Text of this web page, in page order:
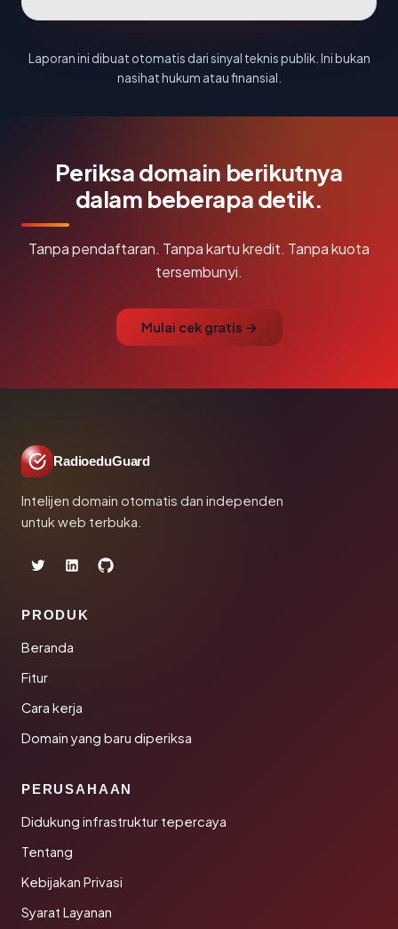
Laporan ini dibuat otomatis dari sinyal teknis publik. Ini bukan
nasihat hukum atau finansial.
Periksa domain berikutnya
dalam beberapa detik.
Tanpa pendaftaran. Tanpa kartu kredit. Tanpa kuota
tersembunyi.
Mulai cek gratis →
RadioeduGuard
Intelijen domain otomatis dan independen
untuk web terbuka.
PRODUK
Beranda
Fitur
Cara kerja
Domain yang baru diperiksa
PERUSAHAAN
Didukung infrastruktur tepercaya
Tentang
Kebijakan Privasi
Syarat Layanan